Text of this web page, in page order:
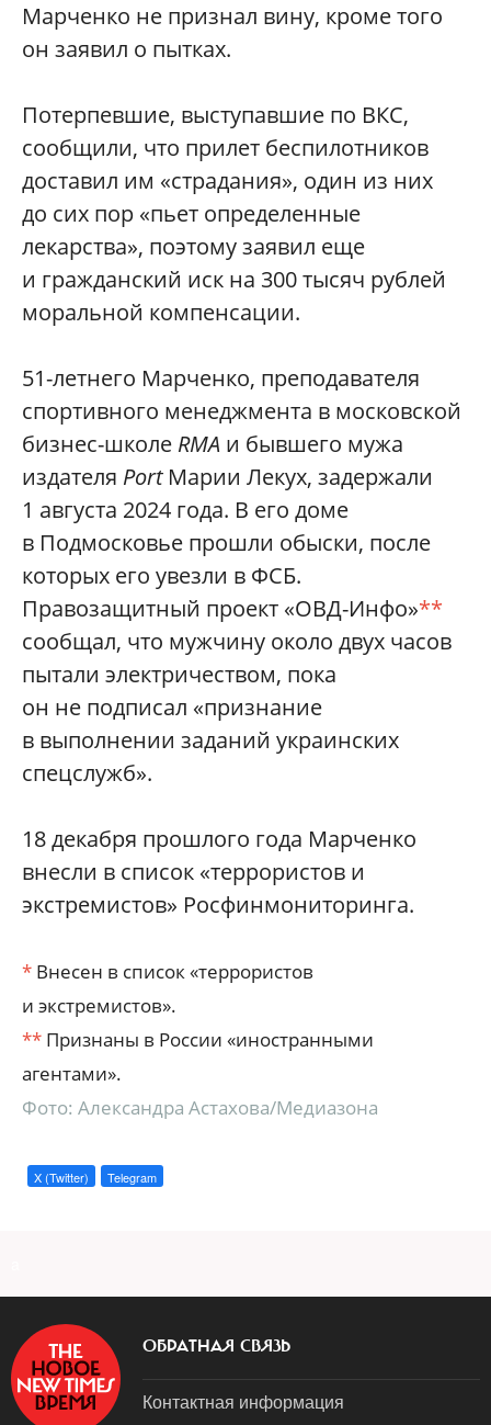
Марченко не признал вину, кроме того
он заявил о пытках.
Потерпевшие, выступавшие по ВКС,
сообщили, что прилет беспилотников
доставил им «страдания», один из них
до сих пор «пьет определенные
лекарства», поэтому заявил еще
и гражданский иск на 300 тысяч рублей
моральной компенсации.
51-летнего Марченко, преподавателя
спортивного менеджмента в московской
бизнес-школе RMA и бывшего мужа
издателя PortМарии Лекух, задержали
1 августа 2024 года. В его доме
в Подмосковье прошли обыски, после
которых его увезли в ФСБ.
Правозащитный проект «ОВД-Инфо»**
сообщал, что мужчину около двух часов
пытали электричеством, пока
он не подписал «признание
в выполнении заданий украинских
спецслужб».
18 декабря прошлого года Марченко
внесли в список «террористов и
экстремистов» Росфинмониторинга.
* Внесен в список «террористов
и экстремистов».
** Признаны в России «иностранными
агентами».
Фото: Александра Астахова/Медиазона
X (Twitter) Telegram
ОБРАТНАЯ СВЯЗЬ
Контактная информация